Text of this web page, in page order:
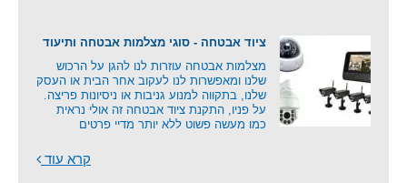
ציוד אבטחה - סוגי מצלמות אבטחה ותיעוד
מצלמות אבטחה עוזרות לנו להגן על הרכוש
שלנו ומאפשרות לנו לעקוב אחר הבית או העסק
שלנו, בתקווה למנוע גניבות או ניסיונות פריצה.
על פניו, התקנת ציוד אבטחה זה אולי נראית
כמו מעשה פשוט ללא יותר מדיי פרטים
קרא עוד